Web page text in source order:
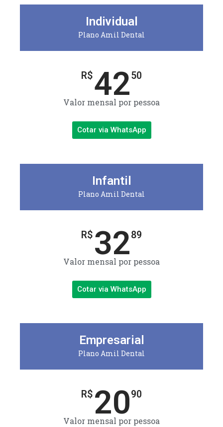
Individual
Plano Amil Dental
R$4250
Valor mensal por pessoa
Cotar via WhatsApp
Infantil
Plano Amil Dental
R$ 3289
Valor mensal por pessoa
Cotar via WhatsApp
Empresarial
Plano Amil Dental
R$ 2090
Valor mensal por pessoa